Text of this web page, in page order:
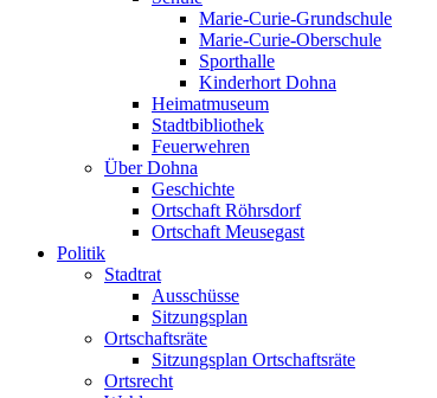
Marie-Curie-Grundschule
Marie-Curie-Oberschule
Sporthalle
Kinderhort Dohna
Heimatmuseum
Stadtbibliothek
Feuerwehren
Über Dohna
Geschichte
Ortschaft Röhrsdorf
Ortschaft Meusegast
Politik
Stadtrat
Ausschüsse
Sitzungsplan
Ortschaftsräte
Sitzungsplan Ortschaftsräte
Ortsrecht